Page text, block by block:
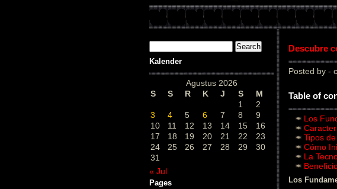
Kalender
Agustus 2026
S
S R K J S
M
1
2
3
4 5 6 7 8
9
10
11 12 13 14 15
16
17
18 19 20 21 22
23
24
25 26 27 28 29
30
31
« Jul
Pages
Descubre
Posted by -
Table of
Los
Tipos
Cómo
La
Los